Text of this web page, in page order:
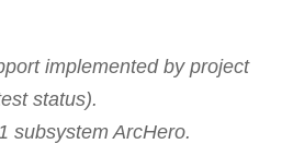
implemented by project
status).
subsystem ArcHero.